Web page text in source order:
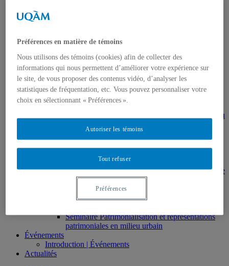
Histoire de l’art
gestion en patrimoine
Stages
Archives
MDT8001 – Épistémologie des études
touristiques
MDT8101 – Culture et tourisme
EUR7102 – Dimensions sociales et culturelles du
EUR8216 – Méthodes d’analyse du cadre bâti
EUR8460 – Patrimoine et requalification des
EUR8511 – Patrimoine et développement local
EUT1065 – Gestion et valorisation du patrimoine
urbain
Séminaire d’exploration en études urbaines –
Patrimonialisation et représentations
Séminaire Patrimonialisation et représentations
patrimoniales en milieu urbain
Événements
Introduction | Événements
Actualités
Préférences en matière de témoins
Nous utilisons des témoins (cookies) afin de collecter des
informations qui nous permettent d’améliorer votre expérience sur
le site, de vous proposer des contenus vidéo, d’analyser les
statistiques de fréquentation, etc. Vous pouvez personnaliser votre
choix en sélectionnant « Préférences ».
Tout refuser
Autoriser les témoins
Préférences